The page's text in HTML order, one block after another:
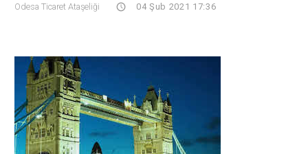
Odesa Ticaret Ataşeliği 04 Şub 2021 17:36